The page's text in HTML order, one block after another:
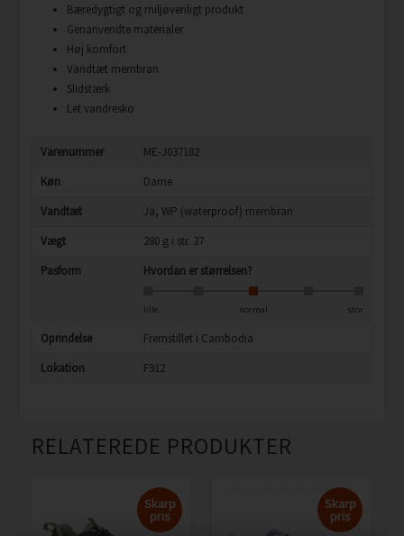
Bæredygtigt og miljøvenligt produkt
Genanvendte materialer
Høj komfort
Vandtæt membran
Slidstærk
Let vandresko
Varenummer
ME-J037182
Køn
Dame
Vandtæt
Ja, WP (waterproof) membran
Vægt
280 g i str. 37
Pasform
Hvordan er størrelsen?
lille normal stor
Oprindelse
Fremstillet i Cambodia
Lokation
F912
RELATEREDE PRODUKTER
Skarp
pris
Skarp
pris